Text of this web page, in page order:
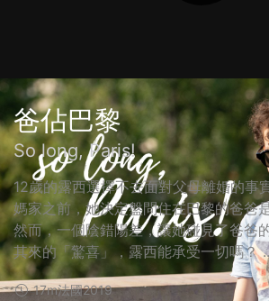
爸佔巴黎
So long, Paris!
12歲的露西選擇不去面對父母離婚的事
媽家之前，她決定盤問住在巴黎的爸爸
然而，一個陰錯陽差，讓她碰見了爸爸
其來的「驚喜」，露西能承受一切嗎？
17m法國2019